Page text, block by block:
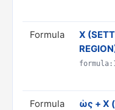
Formula
X
Formula
ὡς + X